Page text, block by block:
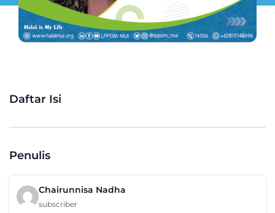
Daftar Isi
Penulis
Chairunnisa Nadha
subscriber